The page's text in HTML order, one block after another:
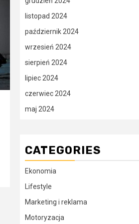
listopad 2024
październik 2024
wrzesień 2024
sierpień 2024
lipiec 2024
czerwiec 2024
maj 2024
CATEGORIES
Ekonomia
Lifestyle
Marketing i reklama
Motoryzacja